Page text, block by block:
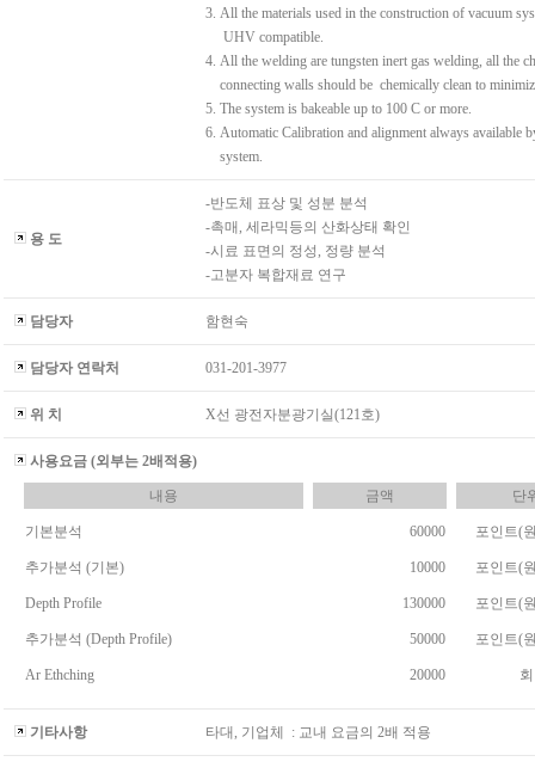
3. All the materials used in the construction of vacuum
UHV compatible.
4. All the welding are tungsten inert gas welding, all the
connecting walls should be chemically clean to
5. The system is bakeable up to 100 C or more.
6. Automatic Calibration and alignment always available
system.
용 도
-반도체 표상 및 성분 분석
-촉매, 세라믹등의 산화상태 확인
-시료 표면의 정성, 정량 분석
-고분자 복합재료 연구
담당자 함현숙
담당자 연락처 031-201-3977
위 치 X선 광전자분광기실(121호)
사용요금 (외부는 2배적용)
내용 금액 단
기본분석 60000 포인트(
추가분석 (기본) 10000 포인트(
Depth Profile 130000 포인트(
추가분석 (Depth Profile) 50000 포인트(
Ar Ethching 20000 회
기타사항 타대, 기업체 : 교내 요금의 2배 적용